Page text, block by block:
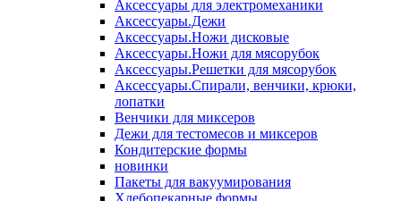
Аксессуары для электромеханики
Аксессуары.Дежи
Аксессуары.Ножи дисковые
Аксессуары.Ножи для мясорубок
Аксессуары.Решетки для мясорубок
Аксессуары.Спирали, венчики, крюки,
лопатки
Венчики для миксеров
Дежи для тестомесов и миксеров
Кондитерские формы
новинки
Пакеты для вакуумирования
Хлебопекарные формы